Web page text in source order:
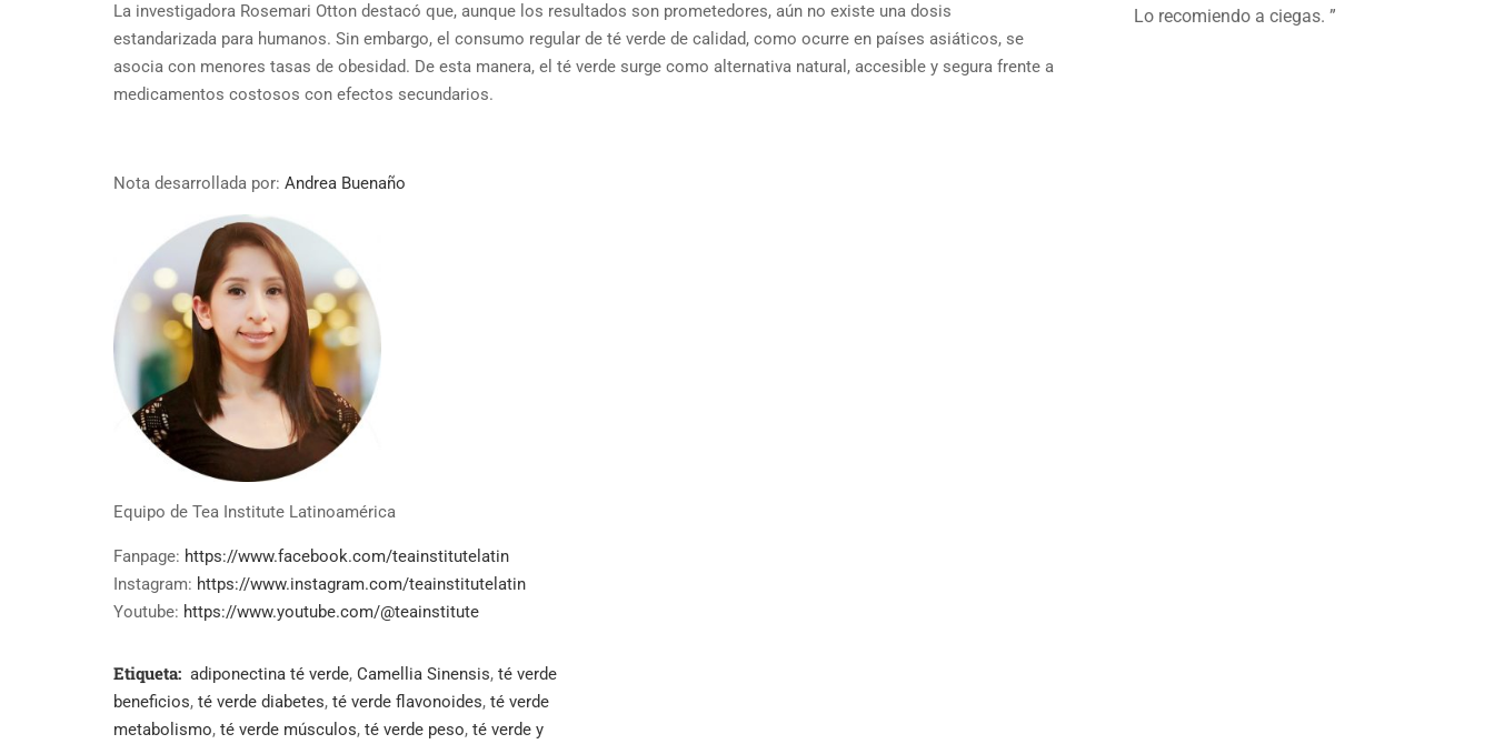
La investigadora Rosemari Otton destacó que, aunque los resultados son prometedores, aún no existe una dosis
estandarizada para humanos. Sin embargo, el consumo regular de té verde de calidad, como ocurre en países asiáticos, se
asocia con menores tasas de obesidad. De esta manera, el té verde surge como alternativa natural, accesible y segura frente a
medicamentos costosos con efectos secundarios.
Nota desarrollada por: Andrea Buenaño
Equipo de Tea Institute Latinoamérica
Fanpage: https://www.facebook.com/teainstitutelatin
Instagram: https://www.instagram.com/teainstitutelatin
Youtube: https://www.youtube.com/@teainstitute
Etiqueta: adiponectina té verde, Camellia Sinensis, té verde
beneficios, té verde diabetes, té verde flavonoides, té verde
metabolismo, té verde músculos, té verde peso, té verde y
Lo recomiendo a ciegas. ”